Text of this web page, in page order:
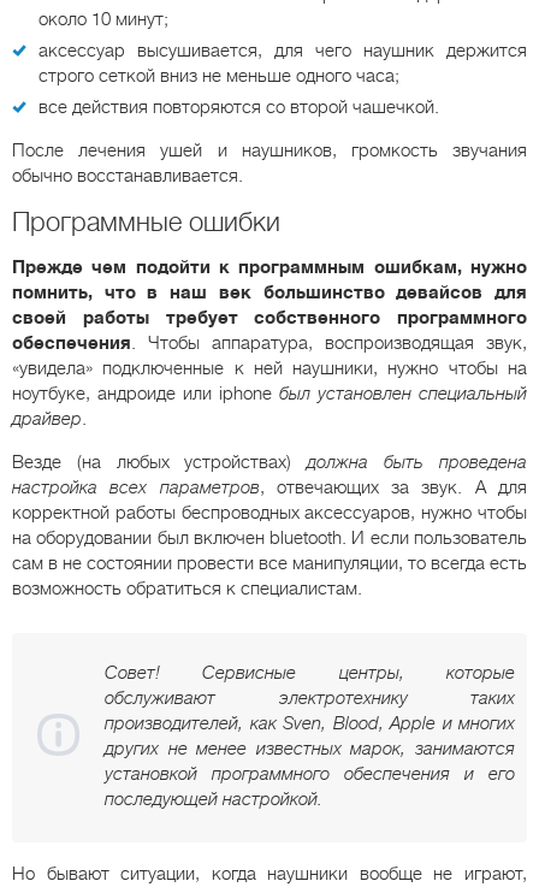
около 10 минут;
аксессуар высушивается, для чего наушник держится
строго сеткой вниз не меньше одного часа;
все действия повторяются со второй чашечкой.
После лечения ушей и наушников, громкость звучания
обычно восстанавливается.
Программные ошибки
Прежде чем подойти к программным ошибкам, нужно
помнить, что в наш век большинство девайсов для
своей работы требует собственного программного
обеспечения. Чтобы аппаратура, воспроизводящая звук,
«увидела» подключенные к ней наушники, нужно чтобы на
ноутбуке, андроиде или iphone был установлен специальный
драйвер.
Везде (на любых устройствах)должна быть проведена
настройка всех параметров, отвечающих за звук. А для
корректной работы беспроводных аксессуаров, нужно чтобы
на оборудовании был включен bluetooth. И если пользователь
сам в не состоянии провести все манипуляции, то всегда есть
возможность обратиться к специалистам.
Совет! Сервисные центры, которые
обслуживают электротехнику таких
производителей, как Sven, Blood, Apple и многих
других не менее известных марок, занимаются
установкой программного обеспечения и его
последующей настройкой.
Но бывают ситуации, когда наушники вообще не играют,